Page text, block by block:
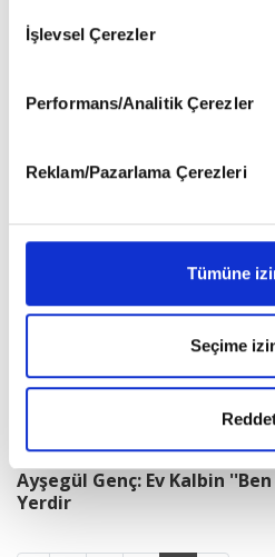
6698 sayılı Kişisel Verilerin
okumak ve sitemizi ziyaretiniz
gerçekleştirilen veri işleme
İşlevsel Çerezler
Performans/Analitik Çerezler
Reklam/Pazarlama Çerezleri
Tümüne
Seçime
Ahmet Kekeç: İnsandan
Ayşegül Genç: Ev Kalbin
Yerdir